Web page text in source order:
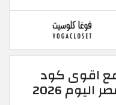
مع اقوى كود
2026